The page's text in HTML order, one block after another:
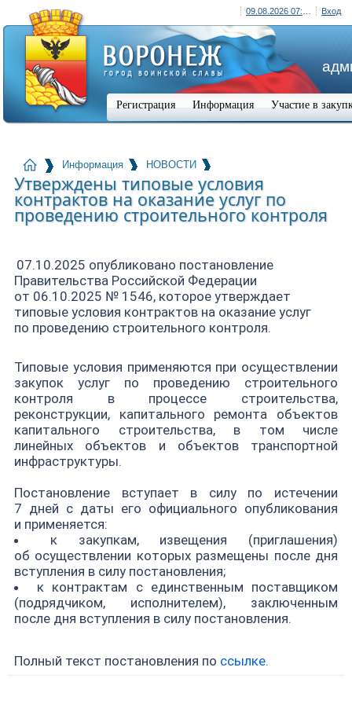
Вход
Регистрация Информация Участие в
Информация НОВОСТИ
Утверждены типовые условия
контрактов на оказание услуг по
проведению строительного контроля
07.10.2025 опубликовано постановление
Правительства Российской Федерации
от 06.10.2025 № 1546, которое утверждает
типовые условия контрактов на оказание услуг
по проведению строительного контроля.
Типовые условия применяются при осуществлении
закупок услуг по проведению строительного
контроля в процессе строительства,
реконструкции, капитального ремонта объектов
капитального строительства, в том числе
линейных объектов и объектов транспортной
инфраструктуры.
Постановление вступает в силу по истечении
7 дней с даты его официального опубликования
и применяется:
к закупкам, извещения (приглашения)
об осуществлении которых размещены после дня
вступления в силу постановления;
к контрактам с единственным поставщиком
(подрядчиком, исполнителем), заключенным
после дня вступления в силу постановления.
Полный текст постановления по ссылке.